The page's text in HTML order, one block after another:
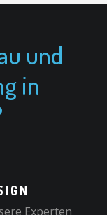
und
in
Experten